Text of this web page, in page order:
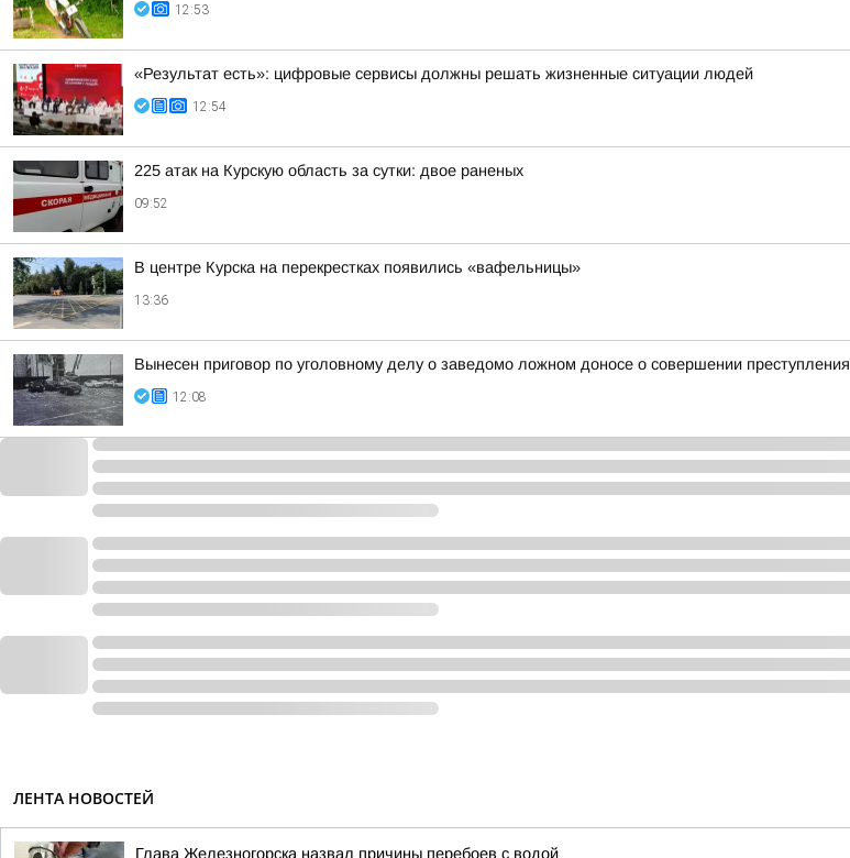
12:53
«Результат есть»: цифровые сервисы должны решать жизненные ситуации людей
12:54
225 атак на Курскую область за сутки: двое раненых
09:52
В центре Курска на перекрестках появились «вафельницы»
13:36
Вынесен приговор по уголовному делу о заведомо ложном доносе о совершении преступления
12:08
ЛЕНТА НОВОСТЕЙ
Глава Железногорска назвал причины перебоев с водой